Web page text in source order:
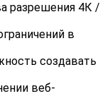
разрешения 4К /
в
создавать
веб-